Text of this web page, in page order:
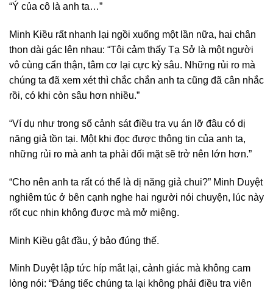
“Ý của cô là anh ta…”
Minh Kiều rất nhanh lại ngồi xuống một lần nữa, hai chân
thon dài gác lên nhau: “Tôi cảm thấy Tạ Sở là một người
vô cùng cẩn thận, tâm cơ lại cực kỳ sâu. Những rủi ro mà
chúng ta đã xem xét thì chắc chắn anh ta cũng đã cân nhắc
rồi, có khi còn sâu hơn nhiều.”
“Ví dụ như trong số cảnh sát điều tra vụ án lỡ đâu có dị
năng giả tồn tại. Một khi đọc được thông tin của anh ta,
những rủi ro mà anh ta phải đối mặt sẽ trở nên lớn hơn.”
“Cho nên anh ta rất có thể là dị năng giả chui?” Minh Duyệt
nghiêm túc ở bên cạnh nghe hai người nói chuyện, lúc này
rốt cục nhịn không được mà mở miệng.
Minh Kiều gật đầu, ý bảo đúng thế.
Minh Duyệt lập tức híp mắt lại, cảnh giác mà không cam
lòng nói: “Đáng tiếc chúng ta lại không phải điều tra viên